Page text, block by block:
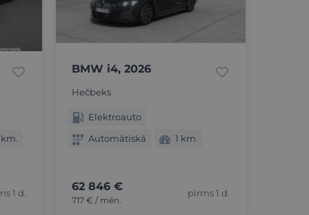
1 d.
BMW i4, 2026
Hečbeks
Elektroauto
Automātiskā
1 km.
62 846 €
717 € / mēn.
pirms 1 d.